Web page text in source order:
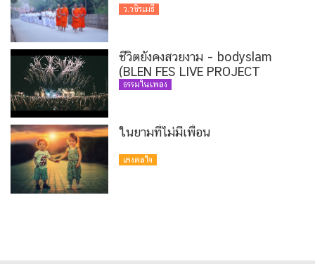
ว.วชิรเมธี
ชีวิตยังคงสวยงาม – bodyslam
(BLEN FES LIVE PROJECT
VERSION)
ธรรมในเพลง
ในยามที่ไม่มีเพื่อน
แรงดลใจ